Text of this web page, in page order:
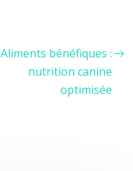
Aliments bénéfiques :
nutrition canine
optimisée